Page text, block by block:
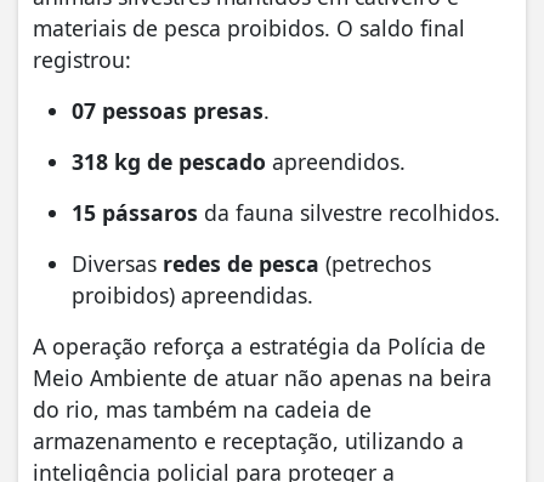
materiais de pesca proibidos. O saldo final
registrou:
07 pessoas presas.
318 kg de pescado apreendidos.
15 pássaros da fauna silvestre recolhidos.
Diversas redes de pesca (petrechos
proibidos) apreendidas.
A operação reforça a estratégia da Polícia de
Meio Ambiente de atuar não apenas na beira
do rio, mas também na cadeia de
armazenamento e receptação, utilizando a
inteligência policial para proteger a